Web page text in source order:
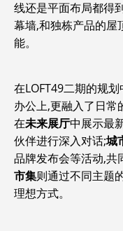
线还是平面布局都得
幕墙,和独栋产品的屋
能。
在LOFT49二期的规
办公上,更融入了日常
在未来展厅中展示最
伙伴进行深入对话;城
品牌发布会等活动,共
市集则通过不同主题
理想方式。